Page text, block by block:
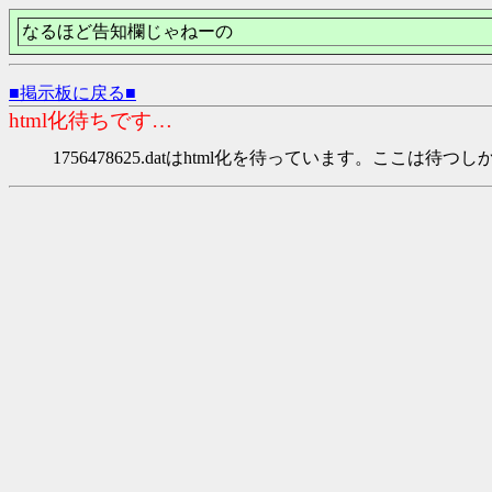
なるほど告知欄じゃねーの
■掲示板に戻る■
html化待ちです…
1756478625.datはhtml化を待っています。ここは待つし